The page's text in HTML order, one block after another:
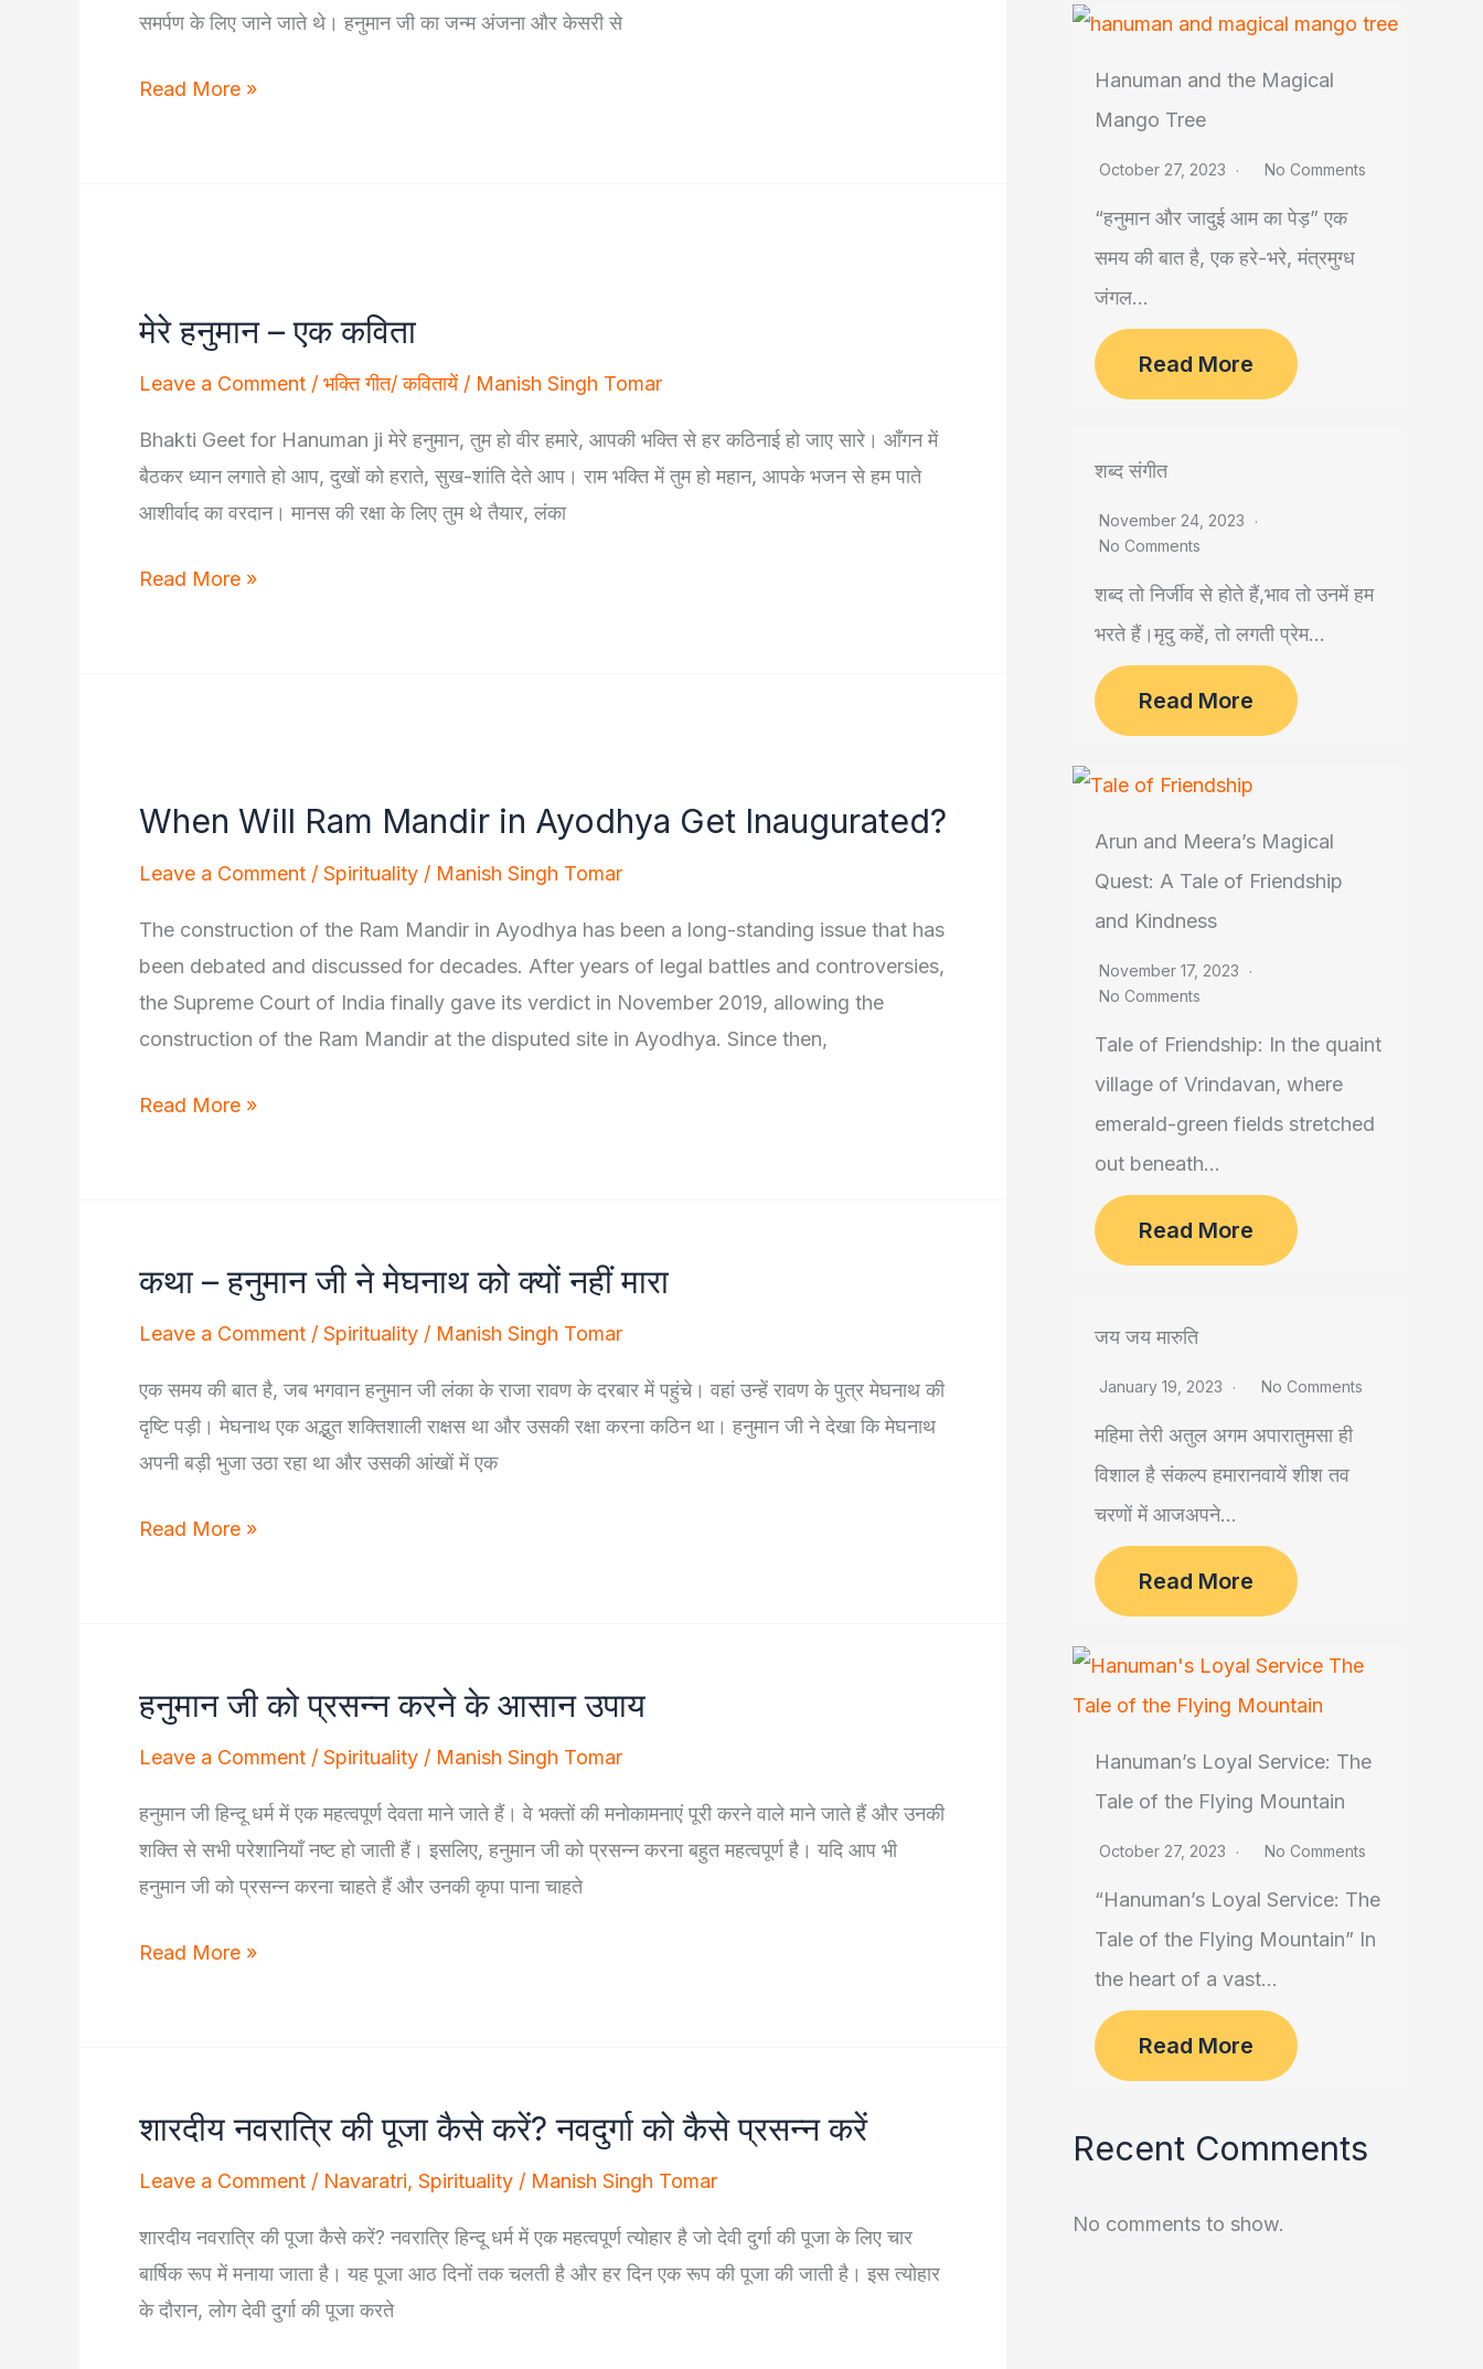
समर्पण के लिए जाने जाते थे। हनुमान जी का जन्म अंजना और केसरी से
The
Story
for
Read More »
मेरे हनुमान – एक कविता
Leave a Comment / भक्ति गीत/ कवितायें/ Manish Singh Tomar
Bhakti Geet for Hanuman ji मेरे हनुमान, तुम हो वीर हमारे, आपकी भक्ति से हर कठिनाई हो जाए सारे। आँगन में
बैठकर ध्यान लगाते हो आप, दुखों को हराते, सुख-शांति देते आप। राम भक्ति में तुम हो महान, आपके भजन से हम पाते
आशीर्वाद का वरदान। मानस की रक्षा के लिए तुम थे तैयार, लंका
मेरे
Read More »
When Will Ram Mandir in Ayodhya Get Inaugurated?
Leave a Comment / Spirituality / Manish Singh Tomar
The construction of the Ram Mandir in Ayodhya has been a long-standing issue that has
been debated and discussed for decades. After years of legal battles and controversies,
the Supreme Court of India finally gave its verdict in November 2019, allowing the
construction of the Ram Mandir at the disputed site in Ayodhya. Since then,
When
Ayodhya
Get
Read More »
कथा – हनुमान जी ने मेघनाथ को क्यों नहीं मारा
Leave a Comment / Spirituality / Manish Singh Tomar
एक समय की बात है, जब भगवान हनुमान जी लंका के राजा रावण के दरबार में पहुंचे। वहां उन्हें रावण के पुत्र मेघनाथ की
दृष्टि पड़ी। मेघनाथ एक अद्भुत शक्तिशाली राक्षस था और उसकी रक्षा करना कठिन था। हनुमान जी ने देखा कि मेघनाथ
अपनी बड़ी भुजा उठा रहा था और उसकी आंखों में एक
कथा
मेघनाथ
को
नहीं
मारा
Read More »
हनुमान जी को प्रसन्न करने के आसान उपाय
Leave a Comment / Spirituality / Manish Singh Tomar
हनुमान जी हिन्दू धर्म में एक महत्वपूर्ण देवता माने जाते हैं। वे भक्तों की मनोकामनाएं पूरी करने वाले माने जाते हैं और उनकी
शक्ति से सभी परेशानियाँ नष्ट हो जाती हैं। इसलिए, हनुमान जी को प्रसन्न करना बहुत महत्वपूर्ण है। यदि आप भी
हनुमान जी को प्रसन्न करना चाहते हैं और उनकी कृपा पाना चाहते
हनुमान
के
आसान
Read More »
शारदीय नवरात्रि की पूजा कैसे करें? नवदुर्गा को कैसे प्रसन्न करें
Leave a Comment / Navaratri, Spirituality / Manish Singh Tomar
शारदीय नवरात्रि की पूजा कैसे करें? नवरात्रि हिन्दू धर्म में एक महत्वपूर्ण त्योहार है जो देवी दुर्गा की पूजा के लिए चार
बार्षिक रूप में मनाया जाता है। यह पूजा आठ दिनों तक चलती है और हर दिन एक रूप की पूजा की जाती है। इस त्योहार
के दौरान, लोग देवी दुर्गा की पूजा करते
Hanuman and the Magical
Mango Tree
October 27, 2023 No Comments
“हनुमान और जादुई आम का पेड़” एक
समय की बात है, एक हरे-भरे, मंत्रमुग्ध
जंगल...
Read More
शब्द संगीत
November 24, 2023
No Comments
शब्द तो निर्जीव से होते हैं,भाव तो उनमें हम
भरते हैं।मृदु कहें, तो लगती प्रेम...
Read More
Arun and Meera’s Magical
Quest: A Tale of Friendship
and Kindness
November 17, 2023
No Comments
Tale of Friendship: In the quaint
village of Vrindavan, where
emerald-green fields stretched
out beneath...
Read More
जय जय मारुति
January 19, 2023 No Comments
महिमा तेरी अतुल अगम अपारातुमसा ही
विशाल है संकल्प हमारानवायें शीश तव
चरणों में आजअपने...
Read More
Hanuman’s Loyal Service: The
Tale of the Flying Mountain
October 27, 2023 No Comments
“Hanuman’s Loyal Service: The
Tale of the Flying Mountain” In
the heart of a vast...
Read More
Recent Comments
No comments to show.